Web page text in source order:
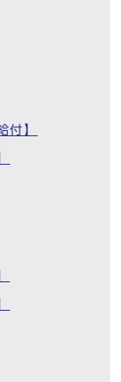
付】